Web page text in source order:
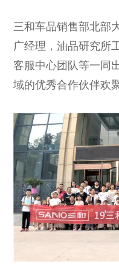
三和车品销售部北部
广经理，油品研究所
客服中心团队等一同
域的优秀合作伙伴欢